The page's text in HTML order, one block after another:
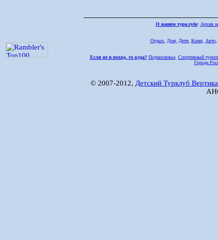
О нашем турклубе: Архив
Отдых, Дом, Дети, Комп, Авто,
Если не в поход, то куда? Подмосковье, Спортивный
Города
© 2007-2012, Детский Турклуб